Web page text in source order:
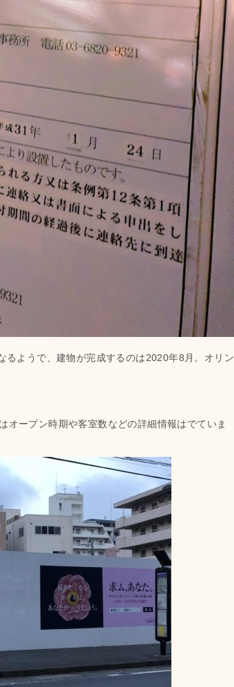
ようで、建物が完成するのは2020年8月。オリン
オープン時期や客室数などの詳細情報はでていま